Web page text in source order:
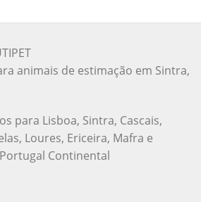
animais de estimação em Sintra,
para Lisboa, Sintra, Cascais,
Loures, Ericeira, Mafra e
Continental